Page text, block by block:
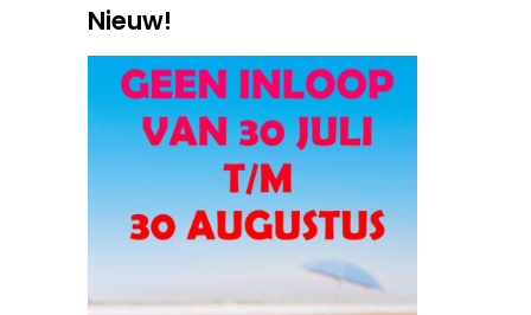
Nieuw!